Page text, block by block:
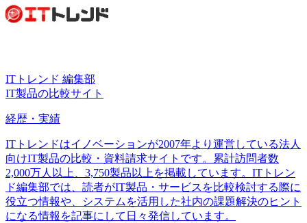
ITトレンド 編集部
IT製品の比較サイト
経歴・実績
ITトレンドはイノベーションが2007年より運営している法人
向けIT製品の比較・資料請求サイトです。累計訪問者数
2,000万人以上、3,750製品以上を掲載しています。ITトレン
ド編集部では、読者がIT製品・サービスを比較検討する際に
役立つ情報や、システムを活用した社内の課題解決のヒント
になる情報を記事にして日々発信しています。